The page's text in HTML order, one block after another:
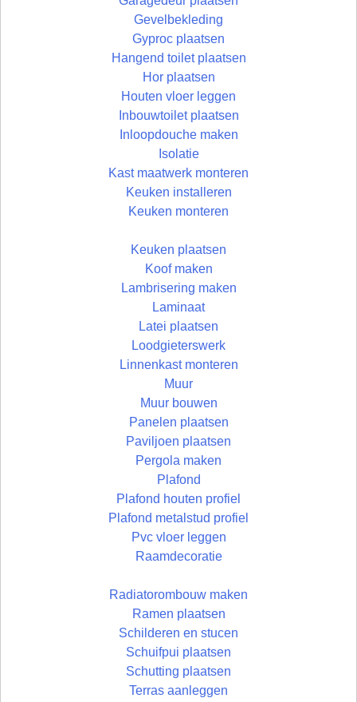
Gevelbekleding
Gyproc plaatsen
Hangend toilet plaatsen
Hor plaatsen
Houten vloer leggen
Inbouwtoilet plaatsen
Inloopdouche maken
Isolatie
Kast maatwerk monteren
Keuken installeren
Keuken monteren
Keuken plaatsen
Koof maken
Lambrisering maken
Laminaat
Latei plaatsen
Loodgieterswerk
Linnenkast monteren
Muur
Muur bouwen
Panelen plaatsen
Paviljoen plaatsen
Pergola maken
Plafond
Plafond houten profiel
Plafond metalstud profiel
Pvc vloer leggen
Raamdecoratie
Radiatorombouw maken
Ramen plaatsen
Schilderen en stucen
Schuifpui plaatsen
Schutting plaatsen
Terras aanleggen